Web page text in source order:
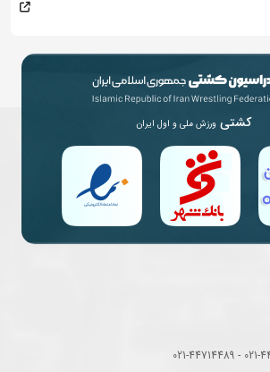
کشتی ورزش ملی و اول ایران